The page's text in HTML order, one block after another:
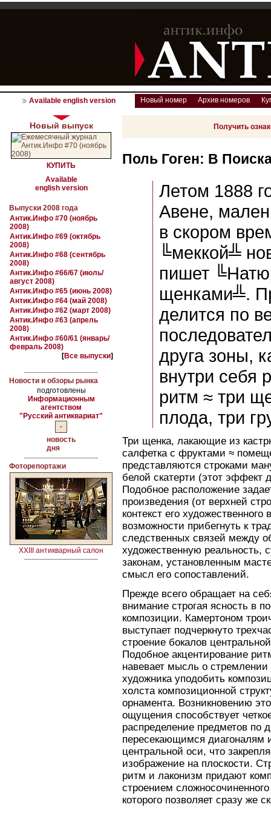
Available english version Новый номер Архив номеров
Новый выпуск
КУПИТЬ
Available
english version
Выпуски 2008 года
Антик.Инфо #70 (ноябрь
2008)
Антик.Инфо #69 (октябрь
2008)
Антик.Инфо #68 (сентябрь
2008)
Антик.Инфо #66/67 (июль/
август 2008)
Антик.Инфо #65 (июнь 2008)
Антик.Инфо #64 (май 2008)
Антик.Инфо #62 (март 2008)
Антик.Инфо #63 (апрель
2008)
Антик.Инфо #60/61 (январь/
февраль 2008)
[Все выпуски]
Новости и обзоры рынка
подготовлены
Информационным
агентством
"Русский антиквариат"
новость
дня
Фоторепортажи
XXIII антикварный салон
Получить
Поль Гоген: В
Летом 1888
Авене,
в скором
╚меккой╩
пишет
щенками╩.
делится по
друга зоны,
внутри себя
ритм ≈ три
плода, три
Три щенка, лакающие из
салфетка с фруктами ≈
представляются строками
белой скатерти (этот эффект
Подобное расположение
произведения (от верхней
контекст его
возможности прибегнуть к
следственных связей между
художественную
законам, установленным
смысл его сопоставлений.
Прежде всего обращает на
внимание строгая ясность в
композиции. Камертоном
выступает подчеркнуто
строение бокалов
Подобное акцентирование
навевает мысль о стремлении
художника уподобить
холста композиционной
орнамента. Возникновению
ощущения способствует
распределение предметов по
пересекающимся диагоналям
центральной оси, что
изображение на плоскости.
ритм и лаконизм придают
строением
которого позволяет сразу же